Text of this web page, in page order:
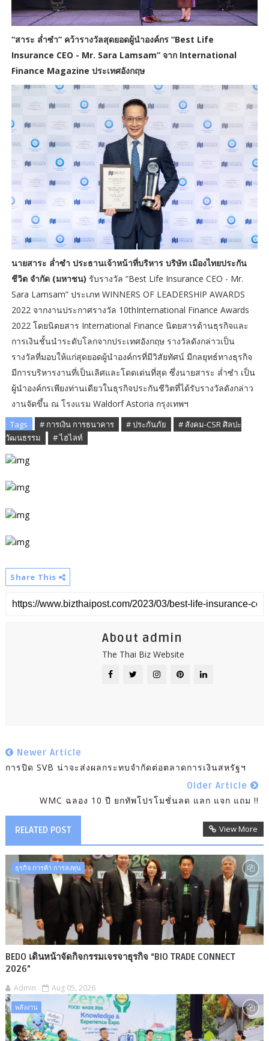
“สาระ ล่ำซำ” คว้ารางวัลสุดยอดผู้นำองค์กร “Best Life
Insurance CEO - Mr. Sara Lamsam” จาก International
Finance Magazine ประเทศอังกฤษ
นายสาระ ล่ำซำ ประธานเจ้าหน้าที่บริหาร บริษัท เมืองไทยประกัน
ชีวิต จำกัด (มหาชน) รับรางวัล “Best Life Insurance CEO - Mr.
Sara Lamsam” ประเภท WINNERS OF LEADERSHIP AWARDS
2022 จากงานประกาศรางวัล 10thInternational Finance Awards
2022 โดยนิตยสาร International Finance นิตยสารด้านธุรกิจและ
การเงินชั้นนำระดับโลกจากประเทศอังกฤษ รางวัลดังกล่าวเป็น
รางวัลที่มอบให้แก่สุดยอดผู้นำองค์กรที่มีวิสัยทัศน์ มีกลยุทธ์ทางธุรกิจ
มีการบริหารงานที่เป็นเลิศและโดดเด่นที่สุด ซึ่งนายสาระ ล่ำซำ เป็น
ผู้นำองค์กรเพียงท่านเดียวในธุรกิจประกันชีวิตที่ได้รับรางวัลดังกล่าว
งานจัดขึ้น ณ โรงแรม Waldorf Astoria กรุงเทพฯ
Tags # การเงิน การธนาคาร # ประกันภัย
# สังคม-CSR ศิลปะ
วัฒนธรรม
# ไฮไลท์
Share This
About admin
The Thai Biz Website
Newer Article
การปิด SVB น่าจะส่งผลกระทบจำกัดต่อตลาดการเงินสหรัฐฯ
Older Article
WMC ฉลอง 10 ปี ยกทัพโปรโมชั่นลด แลก แจก แถม !!
RELATED POST View More
ธุรกิจ การค้า การลงทุน
BEDO เดินหน้าจัดกิจกรรมเจรจาธุรกิจ “BIO TRADE CONNECT
2026”
Admin Aug 05, 2026
พลังงาน